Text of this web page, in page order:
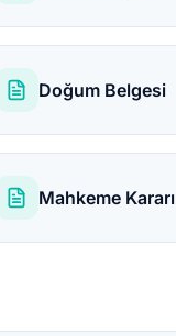
Doğum Belgesi
Mahkeme Kararı